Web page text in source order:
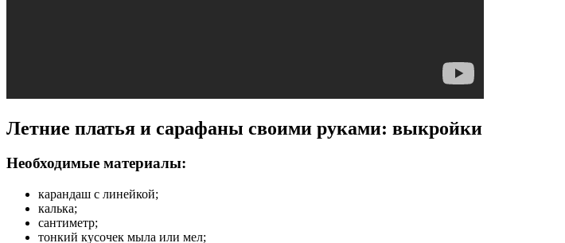
Летние платья и сарафаны своими руками: выкройки
Необходимые материалы:
карандаш с линейкой;
калька;
сантиметр;
тонкий кусочек мыла или мел;